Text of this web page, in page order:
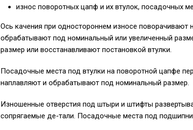
износ поворотных цапф и их втулок, посадочных
Ось качения при одностороннем износе поворачивают
обрабатывают под номинальный или увеличенный
размер или восстанавливают постановкой втулки.
Посадочные места под втулки на поворотной цапфе
наплавляют и обрабатывают под номинальный размер.
Изношенные отверстия под штыри и штифты
сопрягаемые де-тали. Посадочные места под